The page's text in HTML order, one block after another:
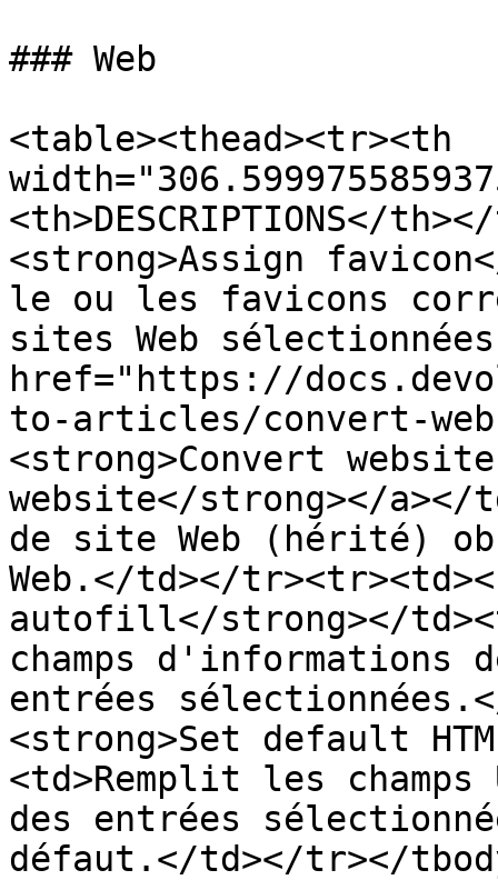
### Web
<table><thead><tr><th
<th>DESCRIPTIONS</
<strong>Assign
le ou les favicons
sites Web
href="https://
to-articles/convert-
<strong>Convert
website</strong></
de site Web (hérité)
Web.</td></
autofill</strong></
champs d'informations
entrées
<strong>Set default
<td>Remplit les champs
des entrées
défaut.</td></tr></